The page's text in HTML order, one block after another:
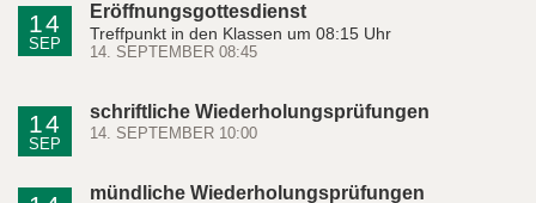
14
SEP
Eröffnungsgottesdienst
Treffpunkt in den Klassen um 08:15 Uhr
14. SEPTEMBER 08:45
14
SEP
schriftliche Wiederholungsprüfungen
14. SEPTEMBER 10:00
mündliche Wiederholungsprüfungen